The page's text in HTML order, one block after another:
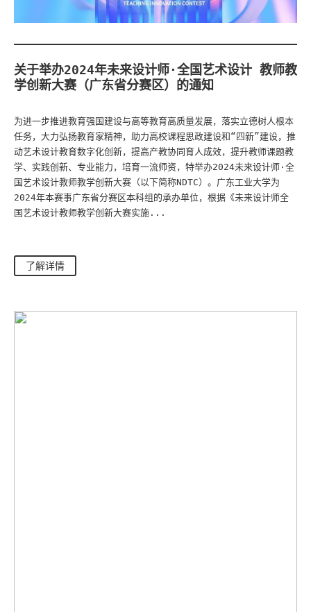
关于举办2024年未来设计师·全国艺术设计 教师教
学创新大赛（广东省分赛区）的通知
为进一步推进教育强国建设与高等教育高质量发展，落实立德树人根本
任务，大力弘扬教育家精神，助力高校课程思政建设和“四新”建设，推
动艺术设计教育数字化创新，提高产教协同育人成效，提升教师课题教
学、实践创新、专业能力，培育一流师资，特举办2024未来设计师·全
国艺术设计教师教学创新大赛（以下简称NDTC）。广东工业大学为
2024年本赛事广东省分赛区本科组的承办单位，根据《未来设计师全
国艺术设计教师教学创新大赛实施...
了解详情